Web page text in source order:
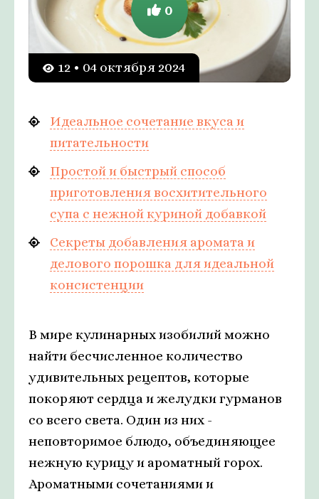
12 • 04 октября 2024
0
Идеальное сочетание вкуса и
питательности
Простой и быстрый способ
приготовления восхитительного
супа с нежной куриной добавкой
Секреты добавления аромата и
делового порошка для идеальной
консистенции
В мире кулинарных изобилий можно
найти бесчисленное количество
удивительных рецептов, которые
покоряют сердца и желудки гурманов
со всего света. Один из них -
неповторимое блюдо, объединяющее
нежную курицу и ароматный горох.
Ароматными сочетаниями и